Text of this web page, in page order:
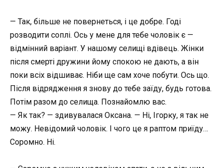
— Так, більше не повернеться, і це добре. Годі
розводити соплі. Ось у мене для тебе чоловік є —
відмінний варіант. У нашому селищі вдівець. Жінки
після смерті дружини йому спокою не дають, а він
поки всіх відшиває. Ніби ще сам хоче побути. Ось що.
Після відрядження я знову до тебе заїду, будь готова.
Потім разом до селища. Познайомлю вас.
— Як так? — здивувалася Оксана. — Ні, Ігорку, я так не
можу. Невідомий чоловік. І чого це я раптом приїду…
Соромно. Ні.